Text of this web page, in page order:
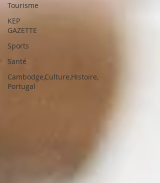
Tourisme
KEP
GAZETTE
Sports
Santé
Cambodge,Culture,Histoire,
Portugal